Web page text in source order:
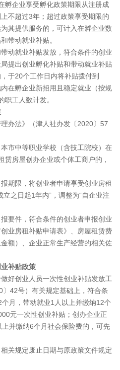
孵企业享受孵化政策期限从注册成
不超过3年；超过政策享受期限的
其提供服务的，可计入在孵企业数
带动就业补贴。
动就业补贴发放，符合条件的创业
提出创业孵化补贴和带动就业补贴
于20个工作日内将补贴拨付到
在孵企业新招用且稳定就业（按规
职工人数计发。
办法》（津人社办发〔2020〕57
本市中等职业学校（含技工院校）在
房屋创办企业或个体工商户的，
期限，将创业者申请享受创业房租
之日起1年内”，调整为“自企业注
要件，符合条件的创业者申报创业
业房租补贴申请表》、房屋租赁费
额）、企业正常生产经营的相关佐
补贴政策
好创业人员一次性创业补贴发放工
42号）有关规定基础上，符合条
月，带动就业1人以上并缴纳12个
元一次性创业补贴；创办企业正
并缴纳6个月社会保险费的，可先
关规定废止日期与原政策文件规定